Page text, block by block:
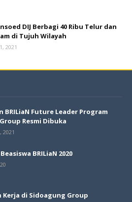
DIJ Berbagi 40 Ribu Telur dan
di Tujuh Wilayah
2021
BRILiaN Future Leader Program
Group Resmi Dibuka
2021
BRILiaN 2020
Kerja di Sidoagung Group